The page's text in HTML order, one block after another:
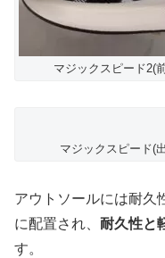
マジックスピード2(
マジックスピード(
アウトソールには耐久
に配置され、 耐久性と
す。